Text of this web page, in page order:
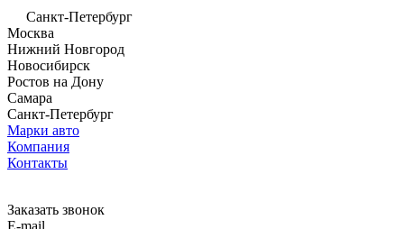
Санкт-Петербург
Москва
Нижний Новгород
Новосибирск
Ростов на Дону
Самара
Санкт-Петербург
Марки авто
Компания
Контакты
Заказать звонок
E-mail